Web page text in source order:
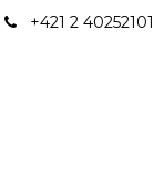
+421 2 40252101